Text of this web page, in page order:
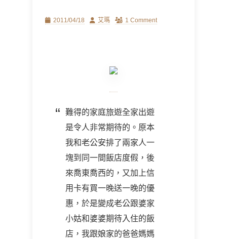
Posted2011/04/18 Author
艾瑪 1 Comment
難得的家庭旅遊全家出遊
是令人非常期待的。原本
我和老公安排了兩家人一
塊到同一間飯店度假，後
來喬東喬西的，又加上信
用卡有買一晚送一晚的優
惠，於是變成老公跟婆家
小姑和婆婆期待入住的飯
店，我跟娘家的爸爸媽媽